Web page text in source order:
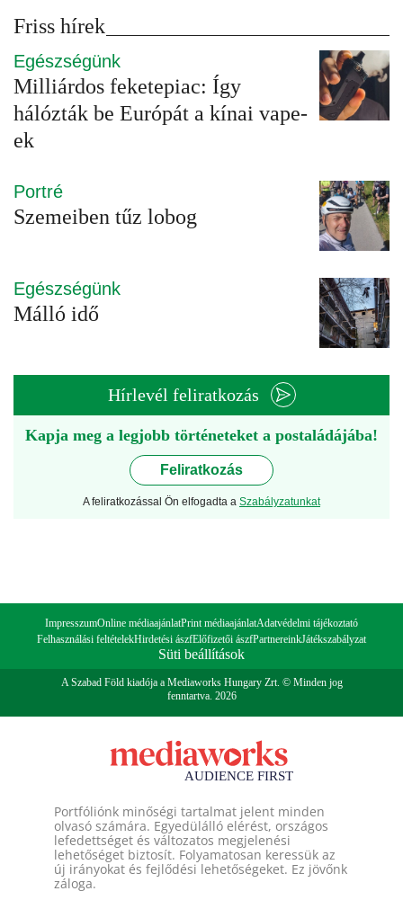
Friss hírek
Egészségünk
Milliárdos feketepiac: Így
hálózták be Európát a kínai vape-
ek
Portré
Szemeiben tűz lobog
Egészségünk
Málló idő
Hírlevél feliratkozás
Kapja meg a legjobb történeteket a postaládájába!
Feliratkozás
A feliratkozással Ön elfogadta a Szabályzatunkat
ImpresszumOnline médiaajánlatPrint médiaajánlatAdatvédelmi tájékoztató
Felhasználási feltételekHirdetési ászfElőfizetői ászfPartnereinkJátékszabályzat
Süti beállítások
A Szabad Föld kiadója a Mediaworks Hungary Zrt. © Minden jog
fenntartva. 2026
Portfóliónk minőségi tartalmat jelent minden
olvasó számára. Egyedülálló elérést, országos
lefedettséget és változatos megjelenési
lehetőséget biztosít. Folyamatosan keressük az
új irányokat és fejlődési lehetőségeket. Ez jövőnk
záloga.